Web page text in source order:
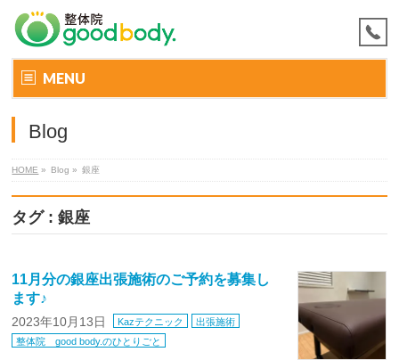
MENU
Blog
HOME » Blog » 銀座
タグ : 銀座
11月分の銀座出張施術のご予約を募集し
ます♪
2023年10月13日 Kazテクニック
出張施術
整体院 good body.のひとりごと